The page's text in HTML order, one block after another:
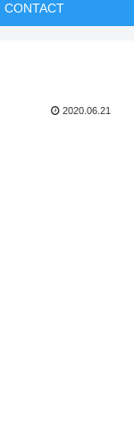
CONTACT
2020.06.21